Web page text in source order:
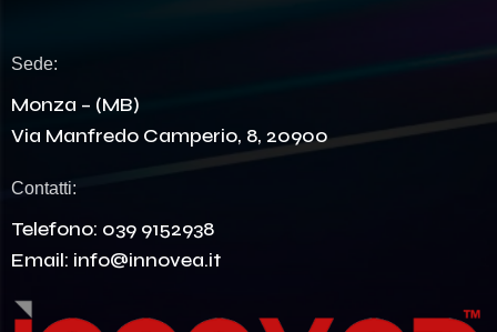
Sede:
Monza – (MB)
Via Manfredo Camperio, 8, 20900
Contatti:
Telefono: 039 9152938
Email: info@innovea.it